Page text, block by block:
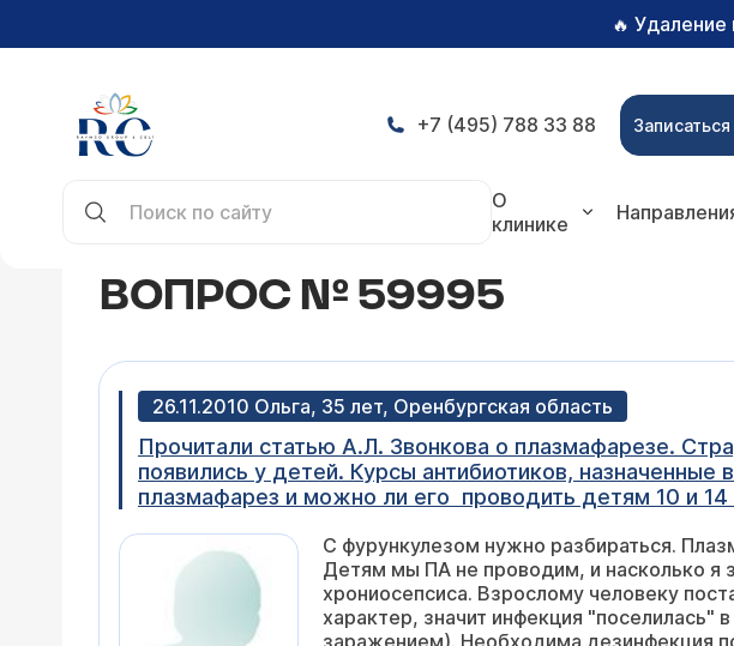
🔥 Удаление
+7 (495) 788 33 88
О
клинике
ВОПРОС № 59995
26.11.2010 Ольга, 35 лет, Оренбургская область
Прочитали статью А.Л. Звонкова о плазмафарезе.
появились у детей. Курсы антибиотиков,
плазмафарез и можно ли его проводить детям 10 и 14
C фурункулезом нужно разбираться.
Детям мы ПА не проводим, и насколько я
хрониосепсиса. Взрослому человеку
характер, значит инфекция
заражением). Необходима дезинфекция